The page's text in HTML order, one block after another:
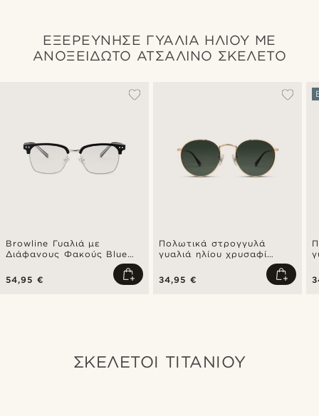
ΕΞΕΡΕΥΝΗΣΕ ΓΥΑΛΙΑ ΗΛΙΟΥ ΜΕ
ΑΝΟΞΕΙΔΩΤΟ ΑΤΣΑΛΙΝΟ ΣΚΕΛΕΤΟ
Browline Γυαλιά με
Διάφανους Φακούς Blue
54,95 €
Πολωτικά στρογγυλά
γυαλιά ηλίου χρυσαφί
χειρουργικό ατσάλι με
πράσινους φακούς
34,95 €
ΣΚΕΛΕΤΟΊ ΤΙΤΑΝΊΟΥ